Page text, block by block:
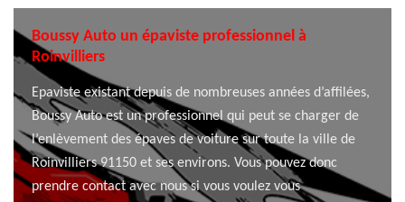
Boussy Auto un épaviste professionnel à
Roinvilliers
Epaviste existant depuis de nombreuses années d’affilées,
Boussy Auto est un professionnel qui peut se charger de
l’enlèvement des épaves de voiture sur toute la ville de
Roinvilliers 91150 et ses environs. Vous pouvez donc
prendre contact avec nous si vous voulez vous